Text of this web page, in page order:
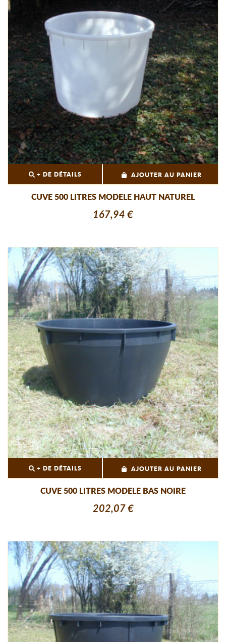
+ DE DÉTAILS AJOUTER AU PANIER
CUVE 500 LITRES MODELE HAUT NATUREL
167,94 €
+ DE DÉTAILS AJOUTER AU PANIER
CUVE 500 LITRES MODELE BAS NOIRE
202,07 €